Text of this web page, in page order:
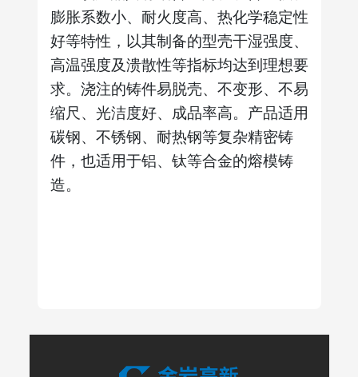
膨胀系数小、耐火度高、热化学稳定性
好等特性，以其制备的型壳干湿强度、
高温强度及溃散性等指标均达到理想要
求。浇注的铸件易脱壳、不变形、不易
缩尺、光洁度好、成品率高。产品适用
碳钢、不锈钢、耐热钢等复杂精密铸
件，也适用于铝、钛等合金的熔模铸
造。